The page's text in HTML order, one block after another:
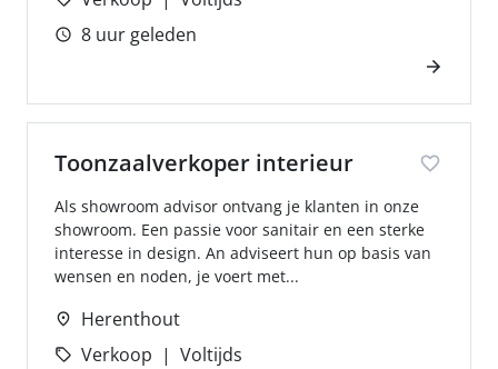
8 uur geleden
Toonzaalverkoper interieur
Als showroom advisor ontvang je klanten in onze
showroom. Een passie voor sanitair en een sterke
interesse in design. An adviseert hun op basis van
wensen en noden, je voert met...
Herenthout
Verkoop
Voltijds